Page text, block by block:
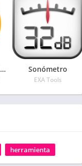
Texto de lujo – Editor de apodos con símbolos Sonómetro
EXA Tools
herramienta